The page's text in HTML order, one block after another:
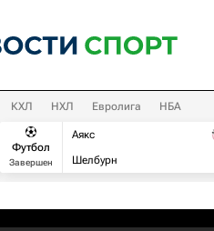
КХЛ НХЛ Евролига НБА
Футбол
Завершен
Аякс
Шелбурн